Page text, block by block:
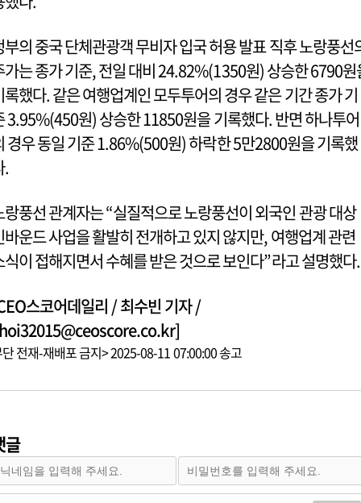
부의 중국 단체관광객 무비자 입국 허용 발표 직후 노랑풍선
가는 종가 기준, 전일 대비 24.82%(1350원) 상승한 6790원
록했다. 같은 여행업계인 모두투어의 경우 같은 기간 종가 기
3.95%(450원) 상승한 11850원을 기록했다. 반면 하나투어
경우 동일 기준 1.86%(500원) 하락한 5만2800원을 기록했
.
랑풍선 관계자는 “실질적으로 노랑풍선이 외국인 관광 대상
바운드 사업을 활발히 전개하고 있지 않지만, 여행업계 관련
식이 접해지면서 수혜를 받은 것으로 보인다”라고 설명했다.
스코어데일리 / 최수빈 기자 /
전재-재배포 금지> 2025-08-11 07:00:00 송고
글